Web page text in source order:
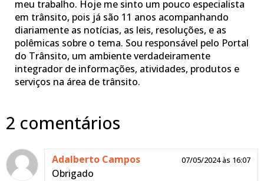
meu trabalho. Hoje me sinto um pouco especialista
em trânsito, pois já são 11 anos acompanhando
diariamente as notícias, as leis, resoluções, e as
polêmicas sobre o tema. Sou responsável pelo Portal
do Trânsito, um ambiente verdadeiramente
integrador de informações, atividades, produtos e
serviços na área de trânsito.
2 comentários
Adalberto Campos 07/05/2024 às 16:07
Obrigado